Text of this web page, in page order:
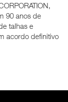
90 anos de
talhas e
acordo definitivo